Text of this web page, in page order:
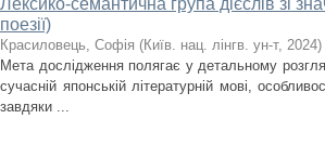
Лексико-семантична група дієслів зі
поезії)
Красиловець, Софія (Київ. нац. лінгв. ун-т, 2024)
Мета дослідження полягає у детальному
сучасній японській літературній мові,
завдяки ...